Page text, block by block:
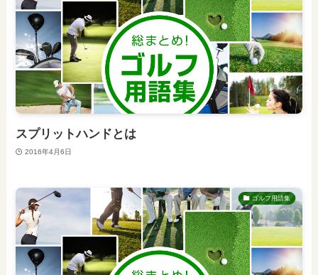
スプリットハンドとは
2016年4月6日
ゴルフ用語集